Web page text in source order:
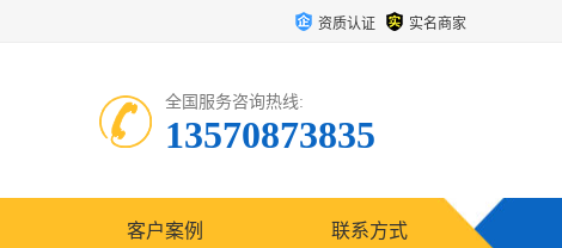
资质认证 实名商家
全国服务咨询热线:
13570873835
客户案例 联系方式